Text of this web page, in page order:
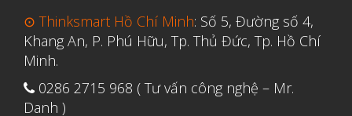
Tháng Sáu 2020
Tháng Năm 2020
Tháng Ba 2020
⊙ Thinksmart Hồ Chí Minh: Số 5, Đường số 4,
Khang An, P. Phú Hữu, Tp. Thủ Đức, Tp. Hồ Chí
Minh.
0286 2715 968 ( Tư vấn công nghệ – Mr.
Danh )